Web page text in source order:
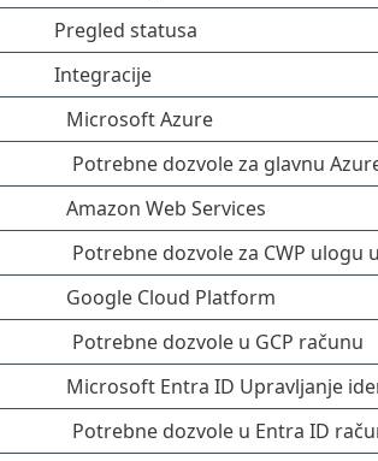
Pregled statusa
Integracije
Microsoft Azure
Potrebne dozvole za glavnu
Amazon Web Services
Potrebne dozvole za CWP ulogu
Google Cloud Platform
Potrebne dozvole u GCP računu
Microsoft Entra ID Upravljanje
Potrebne dozvole u Entra ID